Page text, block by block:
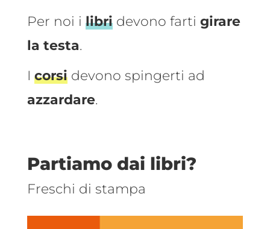
Per noi i libridevono farti girare
la testa.
I corsidevono spingerti ad
azzardare.
Partiamo dai libri?
Freschi di stampa